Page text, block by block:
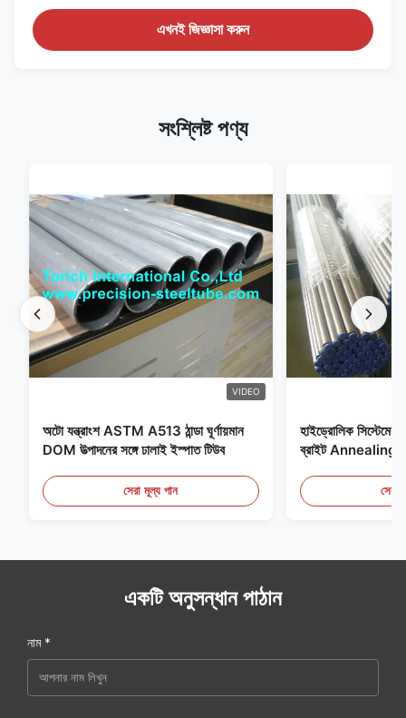
এখনই জিজ্ঞাসা করুন
সংশ্লিষ্ট পণ্য
VIDEO
অটো যন্ত্রাংশ ASTM A513 ঠান্ডা ঘূর্ণায়মান
DOM উত্পাদনের সঙ্গে ঢালাই ইস্পাত টিউব
সেরা মূল্য পান
হাইড্রোলিক সিস্টেমের
ব্রাইট Annealing
সেরা
একটি অনুসন্ধান পাঠান
নাম *